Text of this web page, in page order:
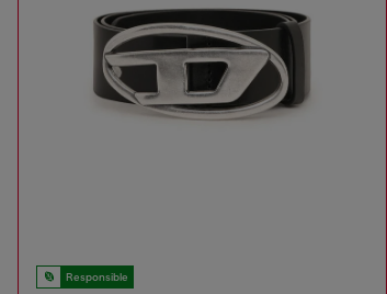
Responsible